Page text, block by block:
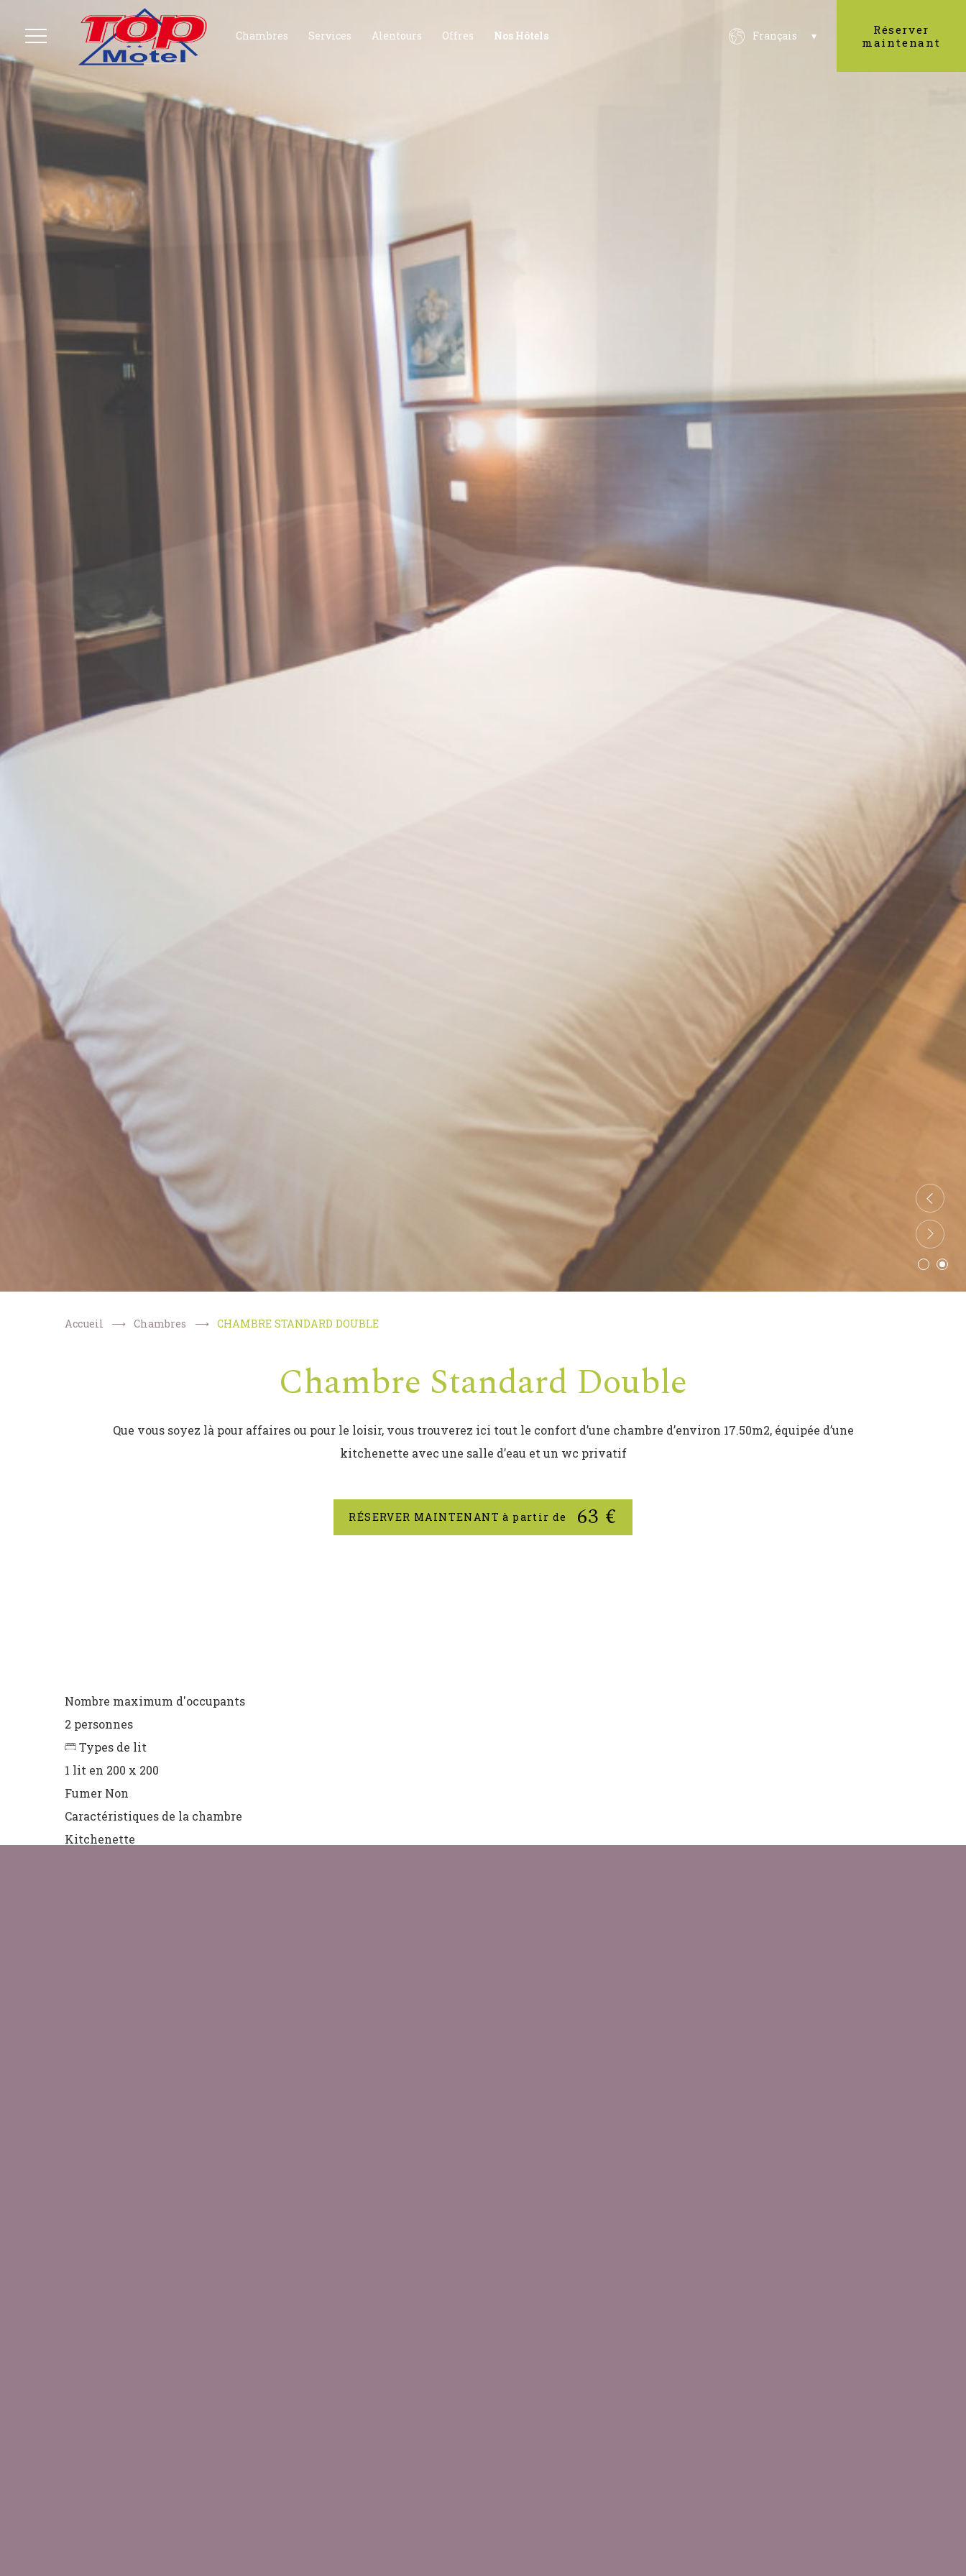
Menu
Chambres Services Alentours Offres Nos Hôtels Français
Réserver
maintenant
Accueil Chambres CHAMBRE STANDARD DOUBLE
Chambre Standard Double
Que vous soyez là pour affaires ou pour le loisir, vous trouverez ici tout le confort d’une chambre d’environ 17.50m2, équipée d’une
kitchenette avec une salle d’eau et un wc privatif
RÉSERVER MAINTENANT à partir de 63 €
Nombre maximum d'occupants
2 personnes
Types de lit
1 lit en 200 x 200
Fumer Non
Caractéristiques de la chambre
Kitchenette